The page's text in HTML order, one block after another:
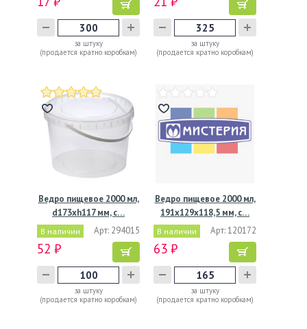
за штуку
(продается кратно коробкам)
за штуку
(продается кратно коробкам)
Ведро пищевое 2000 мл,
d173хh117 мм, с…
В наличии Арт: 294015
52 ₽
за штуку
(продается кратно коробкам)
Ведро пищевое 2000 мл,
191х129х118,5 мм, с…
В наличии Арт: 120172
63 ₽
за штуку
(продается кратно коробкам)